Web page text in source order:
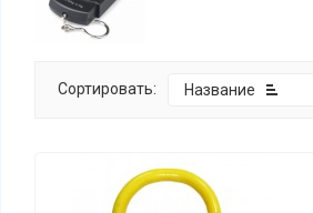
Сортировать: Название